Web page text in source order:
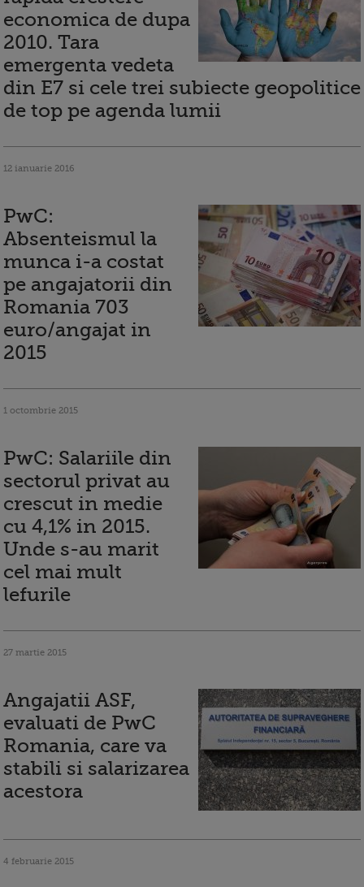
economica de dupa
2010. Tara
emergenta vedeta
din E7 si cele trei subiecte geopolitice
de top pe agenda lumii
12 ianuarie 2016
PwC:
Absenteismul la
munca i-a costat
pe angajatorii din
Romania 703
euro/angajat in
2015
1 octombrie 2015
PwC: Salariile din
sectorul privat au
crescut in medie
cu 4,1% in 2015.
Unde s-au marit
cel mai mult
lefurile
27 martie 2015
Angajatii ASF,
evaluati de PwC
Romania, care va
stabili si salarizarea
acestora
4 februarie 2015